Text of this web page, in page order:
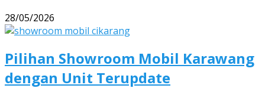
28/05/2026
Pilihan Showroom Mobil Karawang
dengan Unit Terupdate